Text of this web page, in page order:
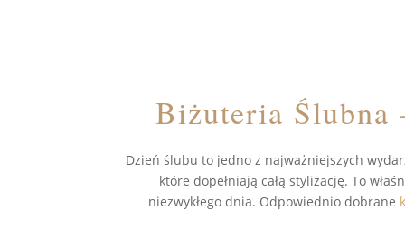
Biżuteria Ślubna
Dzień ślubu to jedno z najważniejszych
które dopełniają całą stylizację. To
niezwykłego dnia. Odpowiednio dobrane